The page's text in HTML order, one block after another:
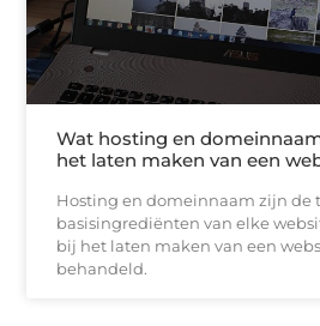
Wat hosting en
het laten maken van een
Hosting en domeinnaam zijn de
basisingrediënten van elke
bij het laten maken van een
behandeld.